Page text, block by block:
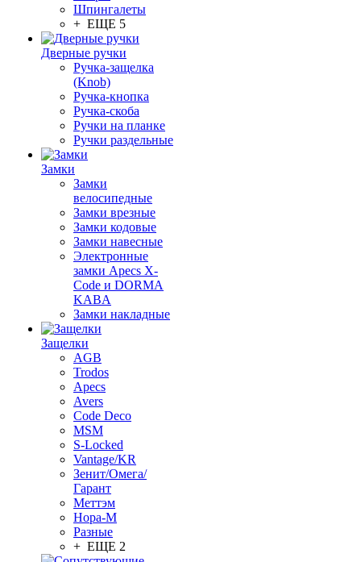
Шпингалеты
+ ЕЩЕ 5
Дверные ручки
Ручка-защелка
(Knob)
Ручка-кнопка
Ручка-скоба
Ручки на планке
Ручки раздельные
Замки
Замки
велосипедные
Замки врезные
Замки кодовые
Замки навесные
Электронные
замки Apecs X-
Code и DORMA
KABA
Замки накладные
Защелки
AGB
Trodos
Apecs
Avers
Code Deco
MSM
S-Locked
Vantage/KR
Зенит/Омега/
Гарант
Меттэм
Нора-М
Разные
+ ЕЩЕ 2